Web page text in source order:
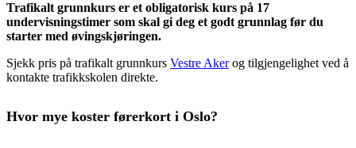
Trafikalt grunnkurs er et obligatorisk kurs på 17
undervisningstimer som skal gi deg et godt grunnlag før du
starter med øvingskjøringen.
Sjekk pris på trafikalt grunnkurs Vestre Akerog tilgjengelighet ved å
kontakte trafikkskolen direkte.
Hvor mye koster førerkort i Oslo?